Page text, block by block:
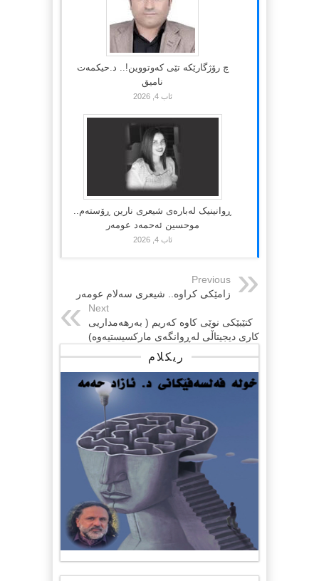
چ رۆژگارێکە تێی کەوتووین!.. د.حیکمەت
نامیق
ئاب 4, 2026
ڕوانینیک لەبارەى شیعرى نارین ڕۆستەم..
موحسین ئەحمەد عومەر
ئاب 4, 2026
Previous
زامێکی کراوە.. شیعری سەلام عومەر
Next
کتێبێکی نوێی کاوە کەریم ( بەرهەمداریی
کاری دیجیتاڵی لەڕوانگەی مارکسیستیەوە)
ریکلام